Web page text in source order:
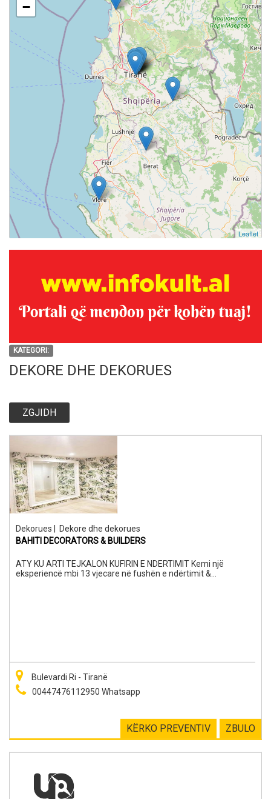
KATEGORI:
DEKORE DHE DEKORUES
ZGJIDH
Dekorues | Dekore dhe dekorues
BAHITI DECORATORS & BUILDERS
ATY KU ARTI TEJKALON KUFIRIN E NDERTIMIT Kemi një
eksperiencë mbi 13 vjecare në fushën e ndërtimit &
Bulevardi Ri - Tiranë
00447476112950 Whatsapp
ZBULO
KËRKO PREVENTIV
−
Leaflet